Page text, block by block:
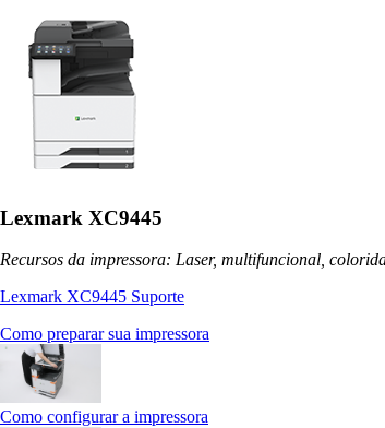
Lexmark XC9445
Recursos da impressora: Laser, multifuncional,
Lexmark XC9445 Suporte
Como preparar sua impressora
Como configurar a impressora